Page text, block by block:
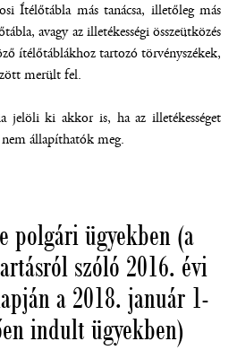
Ítélőtábla más tanácsa, illetőleg más
avagy az illetékességi összeütközés
ítélőtáblákhoz tartozó törvényszékek,
merült fel.
jelöli ki akkor is, ha az illetékességet
állapíthatók meg.
polgári ügyekben (a
szóló 2016. évi
a 2018. január 1-
indult ügyekben)